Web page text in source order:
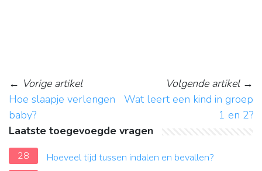
← Vorige artikel
Hoe slaapje verlengen
baby?
Volgende artikel→
Wat leert een kind in groep
1 en 2?
Laatste toegevoegde vragen
28
Hoeveel tijd tussen indalen en bevallen?